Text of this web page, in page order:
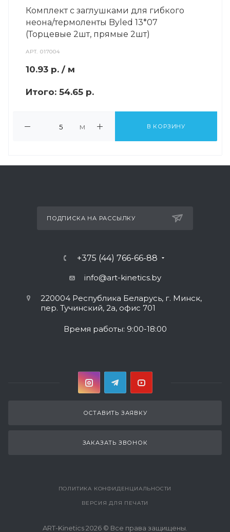
Комплект с заглушками для гибкого
неона/термоленты Byled 13*07
(Торцевые 2шт, прямые 2шт)
АРТ.017004
10.93 р. / м
Итого: 54.65 р.
м В КОРЗИНУ
ПОДПИСКА НА РАССЫЛКУ
+375 (44) 766-66-88
info@art-kinetics.by
220004 Республика Беларусь, г. Минск,
пер. Тучинский, 2а, офис 701
Время работы: 9:00-18:00
ОСТАВИТЬ ЗАЯВКУ
ЗАКАЗАТЬ ЗВОНОК
ПОЛИТИКА КОНФИДЕНЦИАЛЬНОСТИ
ВЕРСИЯ ДЛЯ ПЕЧАТИ
ART-Kinetics 2026 © Все права защищены.